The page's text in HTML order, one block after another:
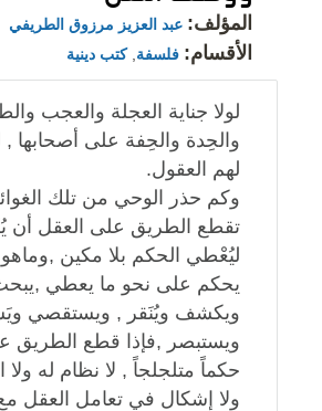
المؤلف: عبد العزيز مرزوق الطريفي
الأقسام: فلسفة ,كتب دينية
لولا جناية العجلة والعجب
والحِدة والحِفة على
لهم العقول.
وكم حذر الوحي من تلك
تقطع الطريق على العقل أن
ليُعْطي الحكم بلا مكين
يحكم على نحو ما يعطي
ويكشف ويُنَقر , ويستقصي
ويستبصر ,فإذا قطع الطريق
حكماً متلجلجاً , لا نظام له ولا
ولا إشكال في تعامل العقل مع